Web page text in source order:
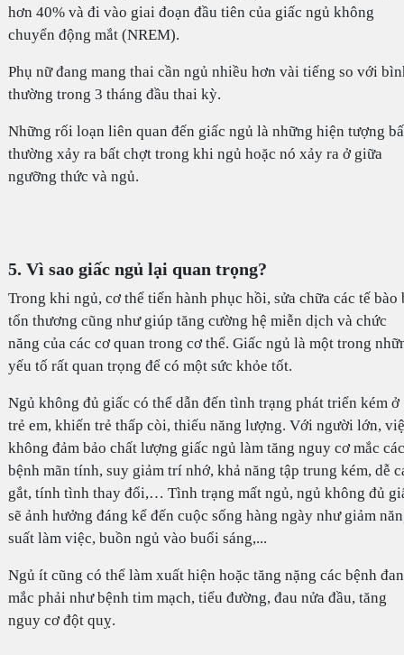
hơn 40% và đi vào giai đoạn đầu tiên của giấc ngủ không
chuyển động mắt (NREM).
Phụ nữ đang mang thai cần ngủ nhiều hơn vài tiếng so với
thường trong 3 tháng đầu thai kỳ.
Những rối loạn liên quan đến giấc ngủ là những hiện tượng
thường xảy ra bất chợt trong khi ngủ hoặc nó xảy ra ở giữa
ngưỡng thức và ngủ.
5. Vì sao giấc ngủ lại quan trọng?
Trong khi ngủ, cơ thể tiến hành phục hồi, sửa chữa các tế bào
tổn thương cũng như giúp tăng cường hệ miễn dịch và chức
năng của các cơ quan trong cơ thể. Giấc ngủ là một trong
yếu tố rất quan trọng để có một sức khỏe tốt.
Ngủ không đủ giấc có thể dẫn đến tình trạng phát triển kém ở
trẻ em, khiến trẻ thấp còi, thiếu năng lượng. Với người lớn,
không đảm bảo chất lượng giấc ngủ làm tăng nguy cơ mắc các
bệnh mãn tính, suy giảm trí nhớ, khả năng tập trung kém, dễ
gắt, tính tình thay đổi,… Tình trạng mất ngủ, ngủ không đủ
sẽ ảnh hưởng đáng kể đến cuộc sống hàng ngày như giảm
suất làm việc, buồn ngủ vào buổi sáng,...
Ngủ ít cũng có thể làm xuất hiện hoặc tăng nặng các bệnh
mắc phải như bệnh tim mạch, tiểu đường, đau nửa đầu, tăng
nguy cơ đột quỵ.